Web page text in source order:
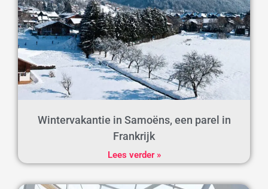
Wintervakantie in Samoëns, een parel in
Frankrijk
Lees verder »